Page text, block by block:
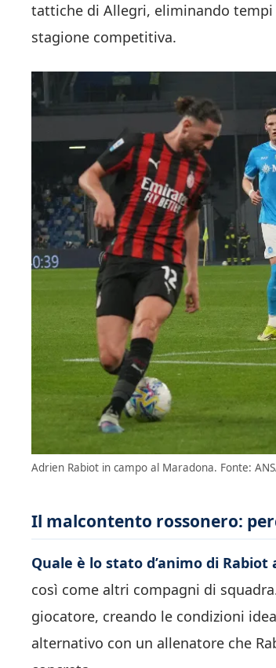
tattiche di Allegri, eliminando
stagione competitiva.
Adrien Rabiot in campo al Maradona. Fonte:
Il malcontento rossonero:
Quale è lo stato d’animo di Rabiot
così come altri compagni di
giocatore, creando le condizioni
alternativo con un allenatore che